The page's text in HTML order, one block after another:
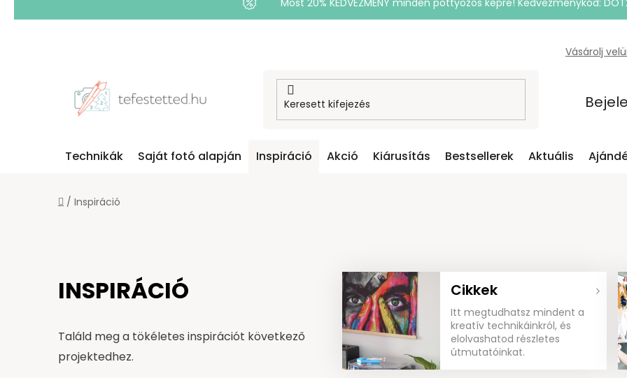
Most 20% KEDVEZMÉNY minden pöttyözős képre! Kedvezménykód:
Vásárolj
Technikák Saját fotó alapján Inspiráció Akció Kiárusítás Bestsellerek Aktuális
Kezdőlap
/ Inspiráció
INSPIRÁCIÓ
Találd meg a tökéletes inspirációt következő
projektedhez.
Cikkek
Itt megtudhatsz mindent a
kreatív technikáinkról, és
elolvashatod részletes
útmutatóinkat.